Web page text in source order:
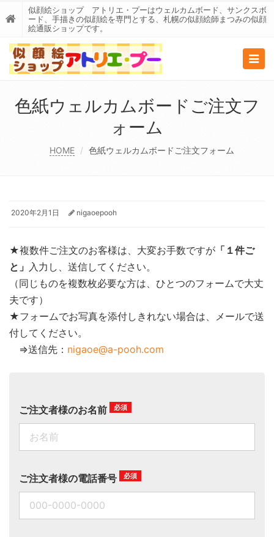
似顔絵ショップ アトリエ・プーはウェルカムボード、サンクスボ
ード、手描きの似顔絵を専門とする、札幌の似顔絵師まつみの似顔
絵通販ショップです。
色紙ウェルカムボードご注文フ
ォーム
HOME 色紙ウェルカムボードご注文フォーム
2020年2月1日 nigaoepooh
★複数件ご注文のお客様は、大変お手数ですが 「１件ご
と」 入力し、送信してください。
（同じものを複数枚必要な方は、ひとつのフォームで大丈
夫です）
★フォームでお写真を添付しきれない場合は、メールで送
付してください。
⇒送信先： nigaoe@a-pooh.com
ご注文者様のお名前
ご注文者様の電話番号